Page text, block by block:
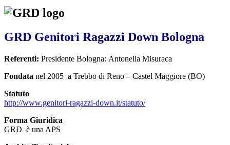
GRD Genitori Ragazzi Down Bologna
Referenti: Presidente Bologna: Antonella Misuraca
Fondata nel 2005 a Trebbo di Reno – Castel Maggiore (BO)
Statuto
http://www.genitori-ragazzi-down.it/statuto/
Forma Giuridica
GRD è una APS